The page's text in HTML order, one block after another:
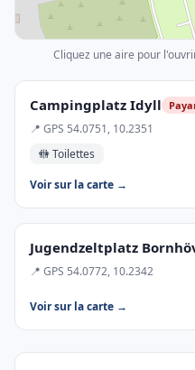
Campingplatz Idyll
📍 GPS 54.0751, 10.2351
🚻 Toilettes
Voir sur la carte →
Jugendzeltplatz
📍 GPS 54.0772, 10.2342
Voir sur la carte →
Cliquez une aire pour